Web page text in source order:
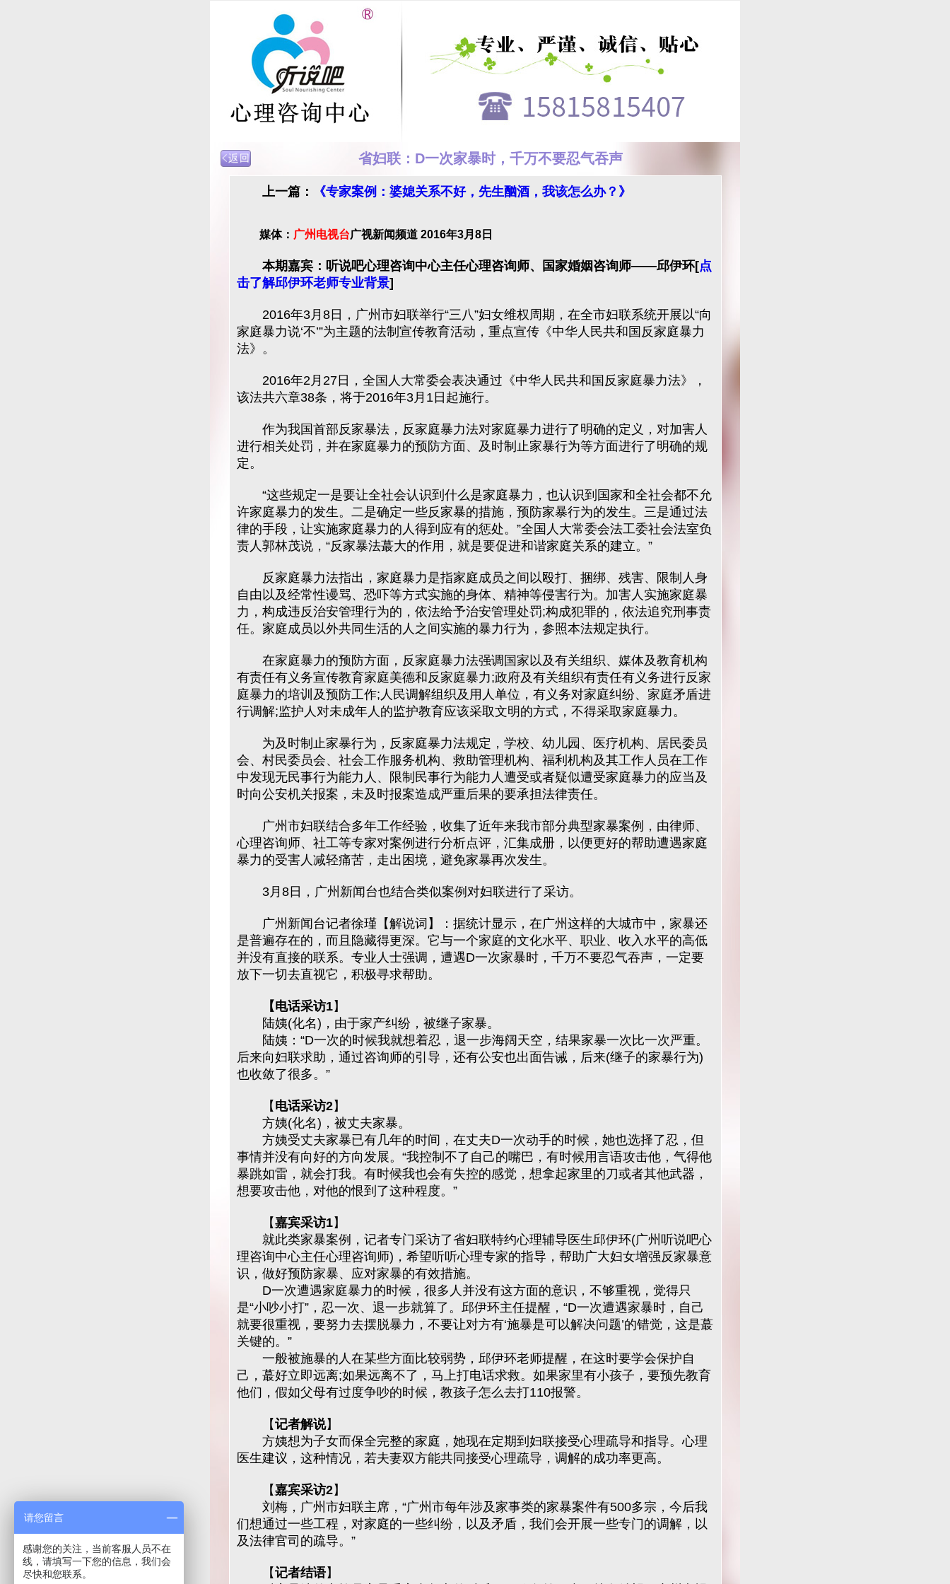
省妇联：D一次家暴时，千万不要忍气吞声
上一篇： 《专家案例：婆媳关系不好，先生酗酒，我该怎么办？》
媒体： 广州电视台广视新闻频道 2016年3月8日
本期嘉宾：听说吧心理咨询中心主任心理咨询师、国家婚姻咨询师——邱伊环[点
击了解邱伊环老师专业背景]
2016年3月8日，广州市妇联举行“三八”妇女维权周期，在全市妇联系统开展以“向
家庭暴力说‘不’”为主题的法制宣传教育活动，重点宣传《中华人民共和国反家庭暴力
法》。
2016年2月27日，全国人大常委会表决通过《中华人民共和国反家庭暴力法》，
该法共六章38条，将于2016年3月1日起施行。
作为我国首部反家暴法，反家庭暴力法对家庭暴力进行了明确的定义，对加害人
进行相关处罚，并在家庭暴力的预防方面、及时制止家暴行为等方面进行了明确的规
定。
“这些规定一是要让全社会认识到什么是家庭暴力，也认识到国家和全社会都不允
许家庭暴力的发生。二是确定一些反家暴的措施，预防家暴行为的发生。三是通过法
律的手段，让实施家庭暴力的人得到应有的惩处。”全国人大常委会法工委社会法室负
责人郭林茂说，“反家暴法蕞大的作用，就是要促进和谐家庭关系的建立。”
反家庭暴力法指出，家庭暴力是指家庭成员之间以殴打、捆绑、残害、限制人身
自由以及经常性谩骂、恐吓等方式实施的身体、精神等侵害行为。加害人实施家庭暴
力，构成违反治安管理行为的，依法给予治安管理处罚;构成犯罪的，依法追究刑事责
任。家庭成员以外共同生活的人之间实施的暴力行为，参照本法规定执行。
在家庭暴力的预防方面，反家庭暴力法强调国家以及有关组织、媒体及教育机构
有责任有义务宣传教育家庭美德和反家庭暴力;政府及有关组织有责任有义务进行反家
庭暴力的培训及预防工作;人民调解组织及用人单位，有义务对家庭纠纷、家庭矛盾进
行调解;监护人对未成年人的监护教育应该采取文明的方式，不得采取家庭暴力。
为及时制止家暴行为，反家庭暴力法规定，学校、幼儿园、医疗机构、居民委员
会、村民委员会、社会工作服务机构、救助管理机构、福利机构及其工作人员在工作
中发现无民事行为能力人、限制民事行为能力人遭受或者疑似遭受家庭暴力的应当及
时向公安机关报案，未及时报案造成严重后果的要承担法律责任。
广州市妇联结合多年工作经验，收集了近年来我市部分典型家暴案例，由律师、
心理咨询师、社工等专家对案例进行分析点评，汇集成册，以便更好的帮助遭遇家庭
暴力的受害人减轻痛苦，走出困境，避免家暴再次发生。
3月8日，广州新闻台也结合类似案例对妇联进行了采访。
广州新闻台记者徐瑾【解说词】：据统计显示，在广州这样的大城市中，家暴还
是普遍存在的，而且隐藏得更深。它与一个家庭的文化水平、职业、收入水平的高低
并没有直接的联系。专业人士强调，遭遇D一次家暴时，千万不要忍气吞声，一定要
放下一切去直视它，积极寻求帮助。
【电话采访1】
陆姨(化名)，由于家产纠纷，被继子家暴。
陆姨：“D一次的时候我就想着忍，退一步海阔天空，结果家暴一次比一次严重。
后来向妇联求助，通过咨询师的引导，还有公安也出面告诫，后来(继子的家暴行为)
也收敛了很多。”
【 电话采访2】
方姨(化名)，被丈夫家暴。
方姨受丈夫家暴已有几年的时间，在丈夫D一次动手的时候，她也选择了忍，但
事情并没有向好的方向发展。“我控制不了自己的嘴巴，有时候用言语攻击他，气得他
暴跳如雷，就会打我。有时候我也会有失控的感觉，想拿起家里的刀或者其他武器，
想要攻击他，对他的恨到了这种程度。”
【嘉宾采访1】
就此类家暴案例，记者专门采访了省妇联特约心理辅导医生邱伊环(广州听说吧心
理咨询中心主任心理咨询师)，希望听听心理专家的指导，帮助广大妇女增强反家暴意
识，做好预防家暴、应对家暴的有效措施。
D一次遭遇家庭暴力的时候，很多人并没有这方面的意识，不够重视，觉得只
是“小吵小打”，忍一次、退一步就算了。邱伊环主任提醒，“D一次遭遇家暴时，自己
就要很重视，要努力去摆脱暴力，不要让对方有‘施暴是可以解决问题’的错觉，这是蕞
关键的。”
一般被施暴的人在某些方面比较弱势，邱伊环老师提醒，在这时要学会保护自
己，蕞好立即远离;如果远离不了，马上打电话求救。如果家里有小孩子，要预先教育
他们，假如父母有过度争吵的时候，教孩子怎么去打110报警。
【记者解说】
方姨想为子女而保全完整的家庭，她现在定期到妇联接受心理疏导和指导。心理
医生建议，这种情况，若夫妻双方能共同接受心理疏导，调解的成功率更高。
【嘉宾采访2】
刘梅，广州市妇联主席，“广州市每年涉及家事类的家暴案件有500多宗，今后我
们想通过一些工程，对家庭的一些纠纷，以及矛盾，我们会开展一些专门的调解，以
及法律官司的疏导。”
【记者结语】
请您留言
感谢您的关注，当前客服人员不在
线，请填写一下您的信息，我们会
尽快和您联系。